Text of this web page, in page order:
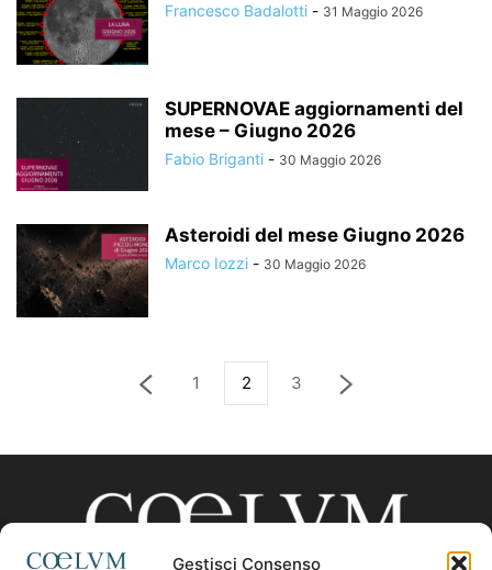
Gestisci Consenso
Francesco Badalotti - 31 Maggio 2026
SUPERNOVAE aggiornamenti del
mese – Giugno 2026
Fabio Briganti - 30 Maggio 2026
Asteroidi del mese Giugno 2026
Marco Iozzi - 30 Maggio 2026
1 2 3